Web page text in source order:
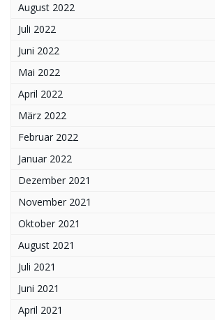
August 2022
Juli 2022
Juni 2022
Mai 2022
April 2022
März 2022
Februar 2022
Januar 2022
Dezember 2021
November 2021
Oktober 2021
August 2021
Juli 2021
Juni 2021
April 2021